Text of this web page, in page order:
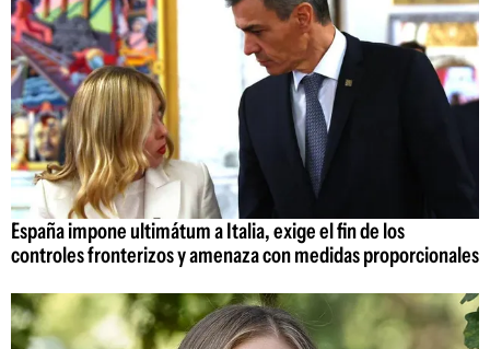
España impone ultimátum a Italia, exige el fin de los
controles fronterizos y amenaza con medidas proporcionales